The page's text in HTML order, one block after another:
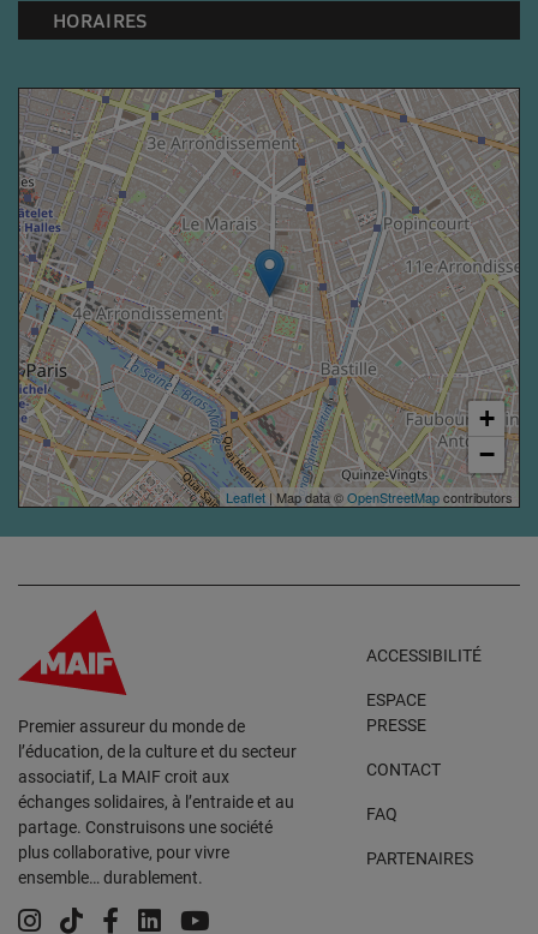
HORAIRES
+
−
Leaflet | Map data ©OpenStreetMapcontributors
Premier assureur du monde de
l’éducation, de la culture et du secteur
associatif, La MAIF croit aux
échanges solidaires, à l’entraide et au
partage. Construisons une société
plus collaborative, pour vivre
ensemble… durablement.
ACCESSIBILITÉ
ESPACE
PRESSE
CONTACT
FAQ
PARTENAIRES
Instagram
TiktokFacebook
LinkedinYouTube